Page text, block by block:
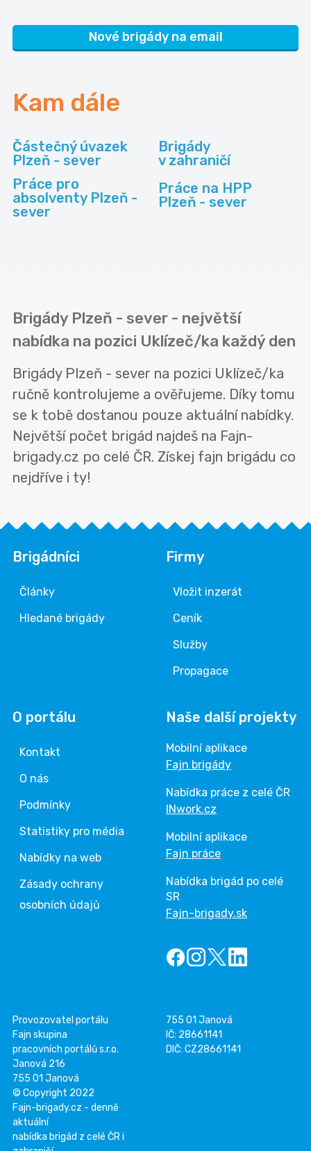
Nové brigády na email
Kam dále
Částečný úvazek
Plzeň - sever
Brigády
v zahraničí
Práce pro
absolventy Plzeň -
sever
Práce na HPP
Plzeň - sever
Brigády Plzeň - sever - největší
nabídka na pozici Uklízeč/ka každý den
Brigády Plzeň - sever na pozici Uklízeč/ka
ručně kontrolujeme a ověřujeme. Díky tomu
se k tobě dostanou pouze aktuální nabídky.
Největší počet brigád najdeš na Fajn-
brigady.cz po celé ČR. Získej fajn brigádu co
nejdříve i ty!
Brigádníci
Články
Hledané brigády
Firmy
Vložit inzerát
Ceník
Služby
Propagace
O portálu
Kontakt
O nás
Podmínky
Statistiky pro média
Nabídky na web
Zásady ochrany
osobních údajů
Naše další projekty
Mobilní aplikace
Fajn brigády
Nabídka práce z celé ČR
INwork.cz
Mobilní aplikace
Fajn práce
Nabídka brigád po celé
SR
Fajn-brigady.sk
Provozovatel portálu
Fajn skupina
pracovních portálů s.r.o.
Janová 216
755 01 Janová
755 01 Janová
IČ: 28661141
DIČ: CZ28661141
© Copyright 2022
Fajn-brigady.cz - denně
aktuální
nabídka brigád z celé ČR i